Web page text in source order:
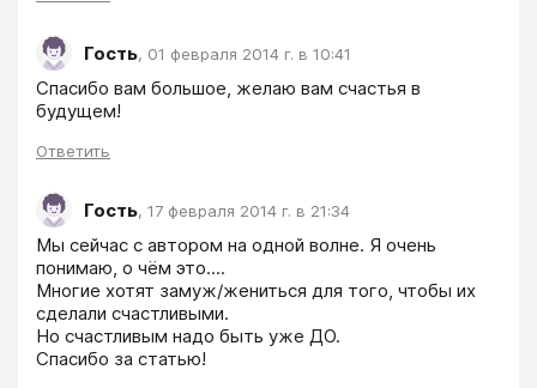
Гость, 01 февраля 2014 г. в 10:41
Спасибо вам большое, желаю вам счастья в
будущем!
Ответить
Гость, 17 февраля 2014 г. в 21:34
Мы сейчас с автором на одной волне. Я очень
понимаю, о чём это....
Многие хотят замуж/жениться для того, чтобы их
сделали счастливыми.
Но счастливым надо быть уже ДО.
Спасибо за статью!